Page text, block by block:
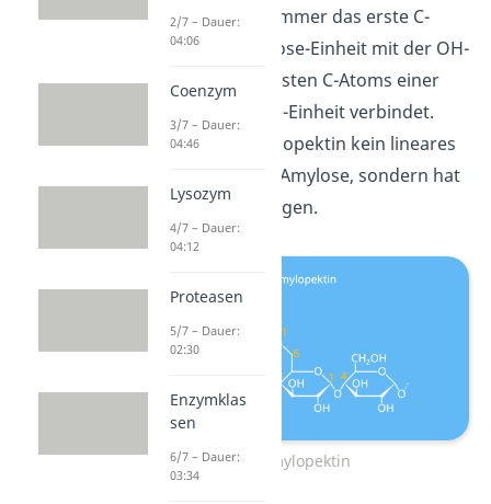
heißt, dass sich immer das erste C-
Atom einer Glucose-Einheit mit der OH-
Gruppe des sechsten C-Atoms einer
anderen Glucose-Einheit verbindet.
Dadurch ist Amylopektin kein lineares
Molekül, wie die Amylose, sondern hat
viele Verzweigungen.
Amylopektin
2/7 – Dauer:
04:06
Coenzym
3/7 – Dauer:
04:46
Lysozym
4/7 – Dauer:
04:12
Proteasen
5/7 – Dauer:
02:30
Enzymklas
sen
6/7 – Dauer:
03:34